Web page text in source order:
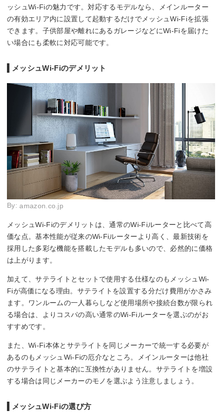
ッシュWi-Fiの魅力です。対応するモデルなら、メインルーター
の有効エリア内に設置して起動するだけでメッシュWi-Fiを拡張
できます。子供部屋や離れにあるガレージなどにWi-Fiを届けた
い場合にも柔軟に対応可能です。
メッシュWi-Fiのデメリット
By:amazon.co.jp
メッシュWi-Fiのデメリットは、通常のWi-Fiルーターと比べて高
価な点。基本性能が従来のWi-Fiルーターより高く、最新技術を
採用した多彩な機能を搭載したモデルも多いので、必然的に価格
は上がります。
加えて、サテライトとセットで使用する仕様なのもメッシュWi-
Fiが高価になる理由。サテライトを設置する分だけ費用がかさみ
ます。ワンルームの一人暮らしなど使用場所や接続台数が限られ
る場合は、よりコスパの高い通常のWi-Fiルーターを選ぶのがお
すすめです。
また、Wi-Fi本体とサテライトを同じメーカーで統一する必要が
あるのもメッシュWi-Fiの厄介なところ。メインルーターは他社
のサテライトと基本的に互換性がありません。サテライトを増設
する場合は同じメーカーのモノを選ぶよう注意しましょう。
メッシュWi-Fiの選び方